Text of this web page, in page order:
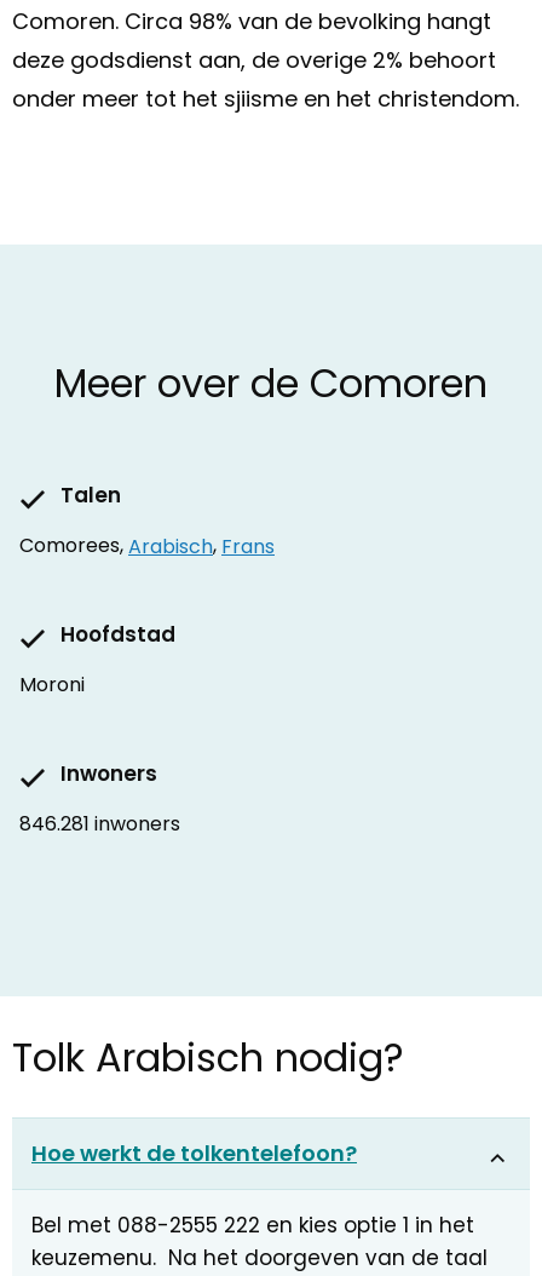
Comoren. Circa 98% van de bevolking hangt
deze godsdienst aan, de overige 2% behoort
onder meer tot het sjiisme en het christendom.
Meer over de Comoren
Talen
Comorees,Arabisch, Frans
Hoofdstad
Moroni
Inwoners
846.281 inwoners
Tolk Arabisch nodig?
Hoe werkt de tolkentelefoon?
Bel met 088-2555 222 en kies optie 1 in het
keuzemenu. Na het doorgeven van de taal